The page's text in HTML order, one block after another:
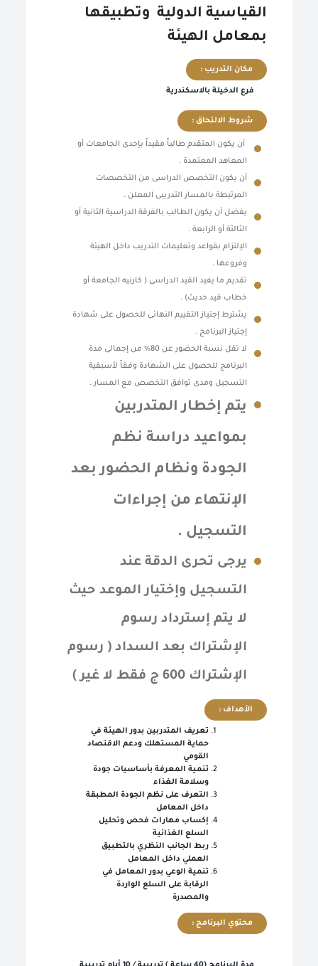
القياسية الدولية وتطبيقها
بمعامل الهيئة
مكان التدريب :
فرع الدخيلة بالاسكندرية
شروط الالتحاق :
أن يكون المتقدم طالباً مقيداً بإحدى الجامعات أو
المعاهد المعتمدة .
أن يكون التخصص الدراسى من التخصصات
المرتبطة بالمسار التدريبى المعلن .
يفضل أن يكون الطالب بالفرقة الدراسية الثانية أو
الثالثة أو الرابعة .
الإلتزام بقواعد وتعليمات التدريب داخل الهيئة
وفروعها .
تقديم ما يفيد القيد الدراسى ( كارنيه الجامعة أو
خطاب قيد حديث) .
يشترط إجتياز التقييم النهائى للحصول على شهادة
إجتياز البرنامج .
لا تقل نسبة الحضور عن 80% من إجمالى مدة
البرنامج للحصول على الشهادة وفقاً لأسبقية
التسجيل ومدى توافق التخصص مع المسار .
يتم إخطار المتدربين
بمواعيد دراسة نظم
الجودة ونظام الحضور بعد
الإنتهاء من إجراءات
التسجيل .
يرجى تحرى الدقة عند
التسجيل وإختيار الموعد حيث
لا يتم إسترداد رسوم
الإشتراك بعد السداد ( رسوم
الإشتراك 600 ج فقط لا غير )
الأهداف :
تعريف المتدربين بدور الهيئة في
حماية المستهلك ودعم الاقتصاد
القومي
تنمية المعرفة بأساسيات جودة
وسلامة الغذاء
التعرف على نظم الجودة المطبقة
داخل المعامل
إكساب مهارات فحص وتحليل
السلع الغذائية
ربط الجانب النظري بالتطبيق
العملي داخل المعامل
تنمية الوعي بدور المعامل في
الرقابة على السلع الواردة
والمصدرة
محتوي البرنامج :